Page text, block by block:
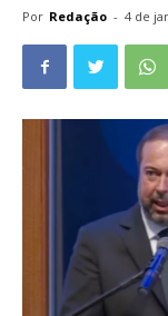
Por Redação - 4 de